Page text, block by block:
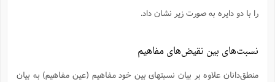
را با دو دایره به صورت زیر نشان داد.
نسبت‌های بین نقیض‌های مفاهیم
منطق‌دانان علاوه بر بیان نسبتهای بین خود مفاهیم (عین مفاهیم) به بیان